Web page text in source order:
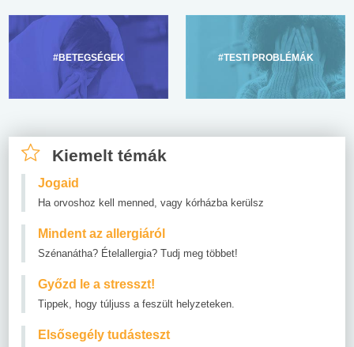
#BETEGSÉGEK #TESTI PROBLÉMÁK
Kiemelt témák
Jogaid
Ha orvoshoz kell menned, vagy kórházba kerülsz
Mindent az allergiáról
Szénanátha? Ételallergia? Tudj meg többet!
Győzd le a stresszt!
Tippek, hogy túljuss a feszült helyzeteken.
Elsősegély tudásteszt